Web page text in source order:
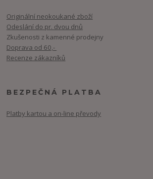
Originální neokoukané zboží
Odeslání do pr. dvou dnů
Zkušenosti z kamenné prodejny
Doprava od 60,-
Recenze zákazníků
BEZPEČNÁ PLATBA
Platby kartou a on-line převody